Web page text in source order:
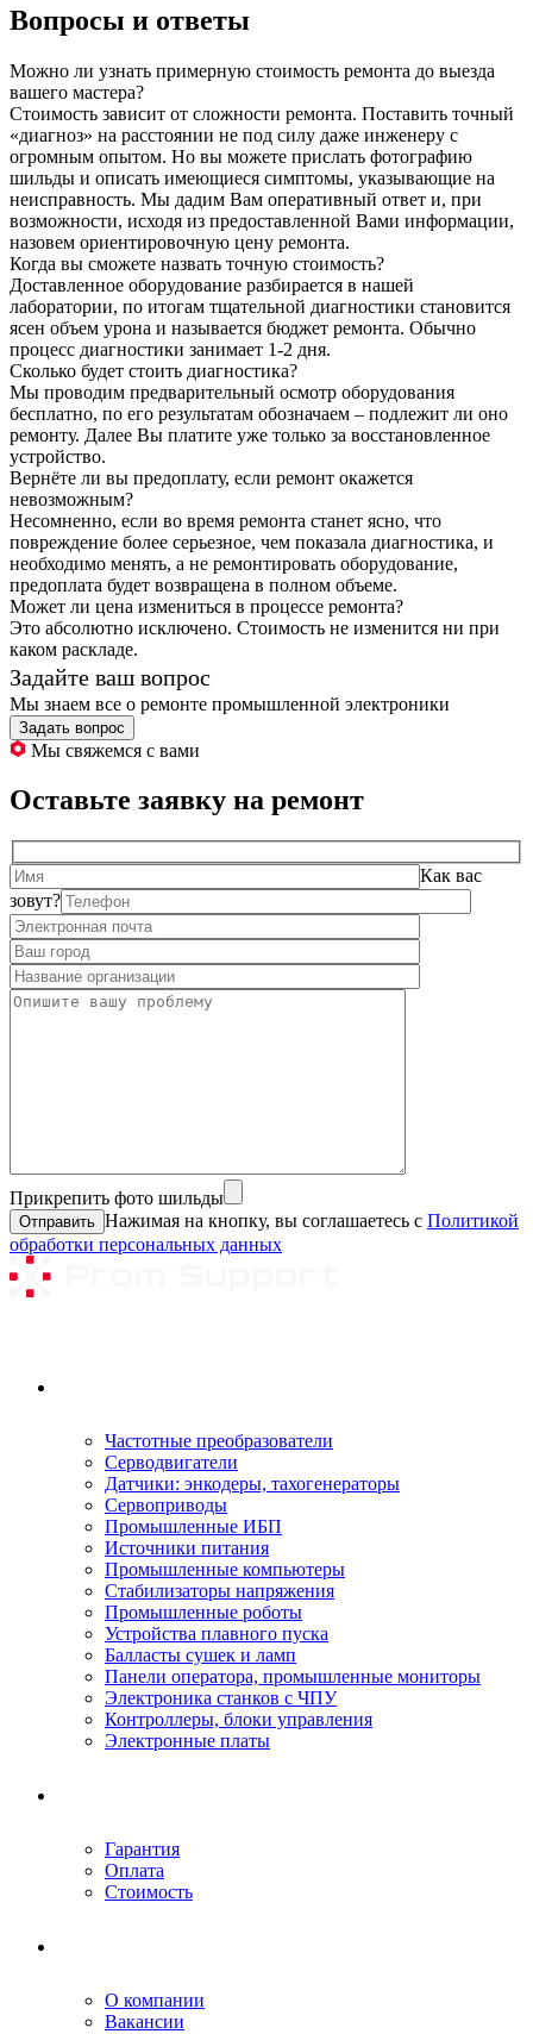
Вопросы и ответы
Можно ли узнать примерную стоимость ремонта до выезда
вашего мастера?
Стоимость зависит от сложности ремонта. Поставить точный
«диагноз» на расстоянии не под силу даже инженеру с
огромным опытом. Но вы можете прислать фотографию
шильды и описать имеющиеся симптомы, указывающие на
неисправность. Мы дадим Вам оперативный ответ и, при
возможности, исходя из предоставленной Вами информации,
назовем ориентировочную цену ремонта.
Когда вы сможете назвать точную стоимость?
Доставленное оборудование разбирается в нашей
лаборатории, по итогам тщательной диагностики становится
ясен объем урона и называется бюджет ремонта. Обычно
процесс диагностики занимает 1-2 дня.
Сколько будет стоить диагностика?
Мы проводим предварительный осмотр оборудования
бесплатно, по его результатам обозначаем – подлежит ли оно
ремонту. Далее Вы платите уже только за восстановленное
устройство.
Вернёте ли вы предоплату, если ремонт окажется
невозможным?
Несомненно, если во время ремонта станет ясно, что
повреждение более серьезное, чем показала диагностика, и
необходимо менять, а не ремонтировать оборудование,
предоплата будет возвращена в полном объеме.
Может ли цена измениться в процессе ремонта?
Это абсолютно исключено. Стоимость не изменится ни при
каком раскладе.
Задайте ваш вопрос
Мы знаем все о ремонте промышленной электроники
Задать вопрос
Мы свяжемся с вами
Оставьте заявку на ремонт
Как вас
зовут?
Прикрепить фото шильды
Нажимая на кнопку, вы соглашаетесь с Политикой
обработки персональных данных
Частотные преобразователи
Серводвигатели
Датчики: энкодеры, тахогенераторы
Сервоприводы
Промышленные ИБП
Источники питания
Промышленные компьютеры
Стабилизаторы напряжения
Промышленные роботы
Устройства плавного пуска
Балласты сушек и ламп
Панели оператора, промышленные мониторы
Электроника станков с ЧПУ
Контроллеры, блоки управления
Электронные платы
Гарантия
Оплата
Стоимость
О компании
Вакансии